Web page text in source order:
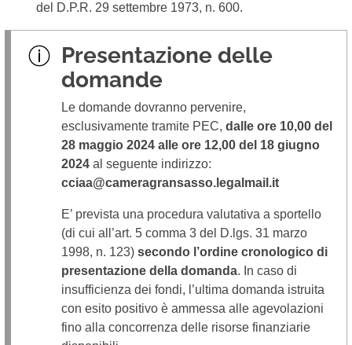
del D.P.R. 29 settembre 1973, n. 600.
Presentazione delle
domande
Le domande dovranno pervenire,
esclusivamente tramite PEC, dalle ore 10,00 del
28 maggio 2024 alle ore 12,00 del 18 giugno
2024 al seguente indirizzo:
cciaa@cameragransasso.legalmail.it
E’ prevista una procedura valutativa a sportello
(di cui all’art. 5 comma 3 del D.lgs. 31 marzo
1998, n. 123) secondo l’ordine cronologico di
presentazione della domanda. In caso di
insufficienza dei fondi, l’ultima domanda istruita
con esito positivo è ammessa alle agevolazioni
fino alla concorrenza delle risorse finanziarie